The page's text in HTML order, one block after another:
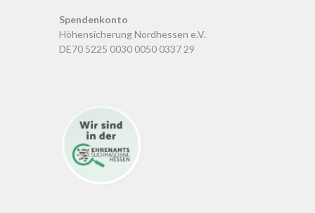
Spendenkonto
Höhensicherung Nordhessen e.V.
DE70 5225 0030 0050 0337 29